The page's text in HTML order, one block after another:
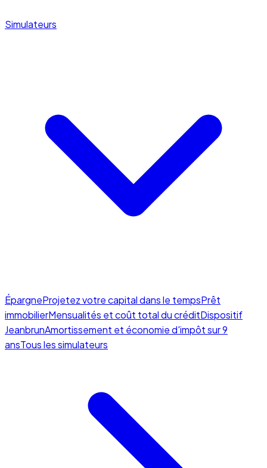
Simulateurs
ÉpargneProjetez votre capital dans le tempsPrêt
immobilierMensualités et coût total du créditDispositif
JeanbrunAmortissement et économie d'impôt sur 9
ansTous les simulateurs